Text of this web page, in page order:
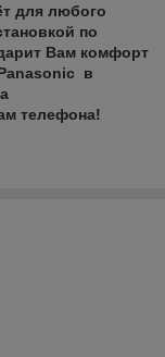
для любого
по
Вам комфорт
в
телефона!